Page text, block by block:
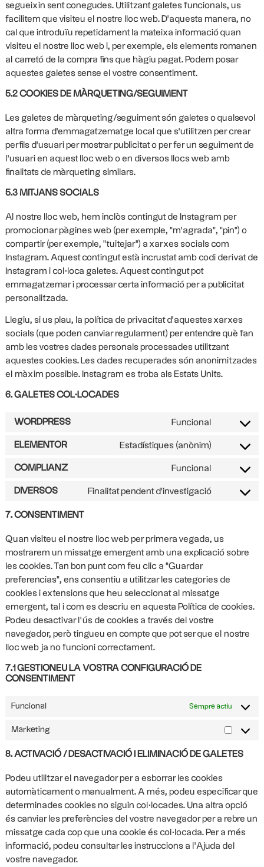
segueixin sent conegudes. Utilitzant galetes funcionals, us
facilitem que visiteu el nostre lloc web. D'aquesta manera, no
cal que introduïu repetidament la mateixa informació quan
visiteu el nostre lloc web i, per exemple, els elements romanen
al carretó de la compra fins que hàgiu pagat. Podem posar
aquestes galetes sense el vostre consentiment.
5.2 COOKIES DE MÀRQUETING/SEGUIMENT
Les galetes de màrqueting/seguiment són galetes o qualsevol
altra forma d'emmagatzematge local que s'utilitzen per crear
perfils d'usuari per mostrar publicitat o per fer un seguiment de
l'usuari en aquest lloc web o en diversos llocs web amb
finalitats de màrqueting similars.
5.3 MITJANS SOCIALS
Al nostre lloc web, hem inclòs contingut de Instagram per
promocionar pàgines web (per exemple, "m'agrada", "pin") o
compartir (per exemple, "tuitejar") a xarxes socials com
Instagram. Aquest contingut està incrustat amb codi derivat de
Instagram i col·loca galetes. Aquest contingut pot
emmagatzemar i processar certa informació per a publicitat
personalitzada.
Llegiu, si us plau, la política de privacitat d'aquestes xarxes
socials (que poden canviar regularment) per entendre què fan
amb les vostres dades personals processades utilitzant
aquestes cookies. Les dades recuperades són anonimitzades
el màxim possible. Instagram es troba als Estats Units.
6. GALETES COL·LOCADES
WORDPRESS Funcional
ELEMENTOR Estadístiques (anònim)
COMPLIANZ Funcional
DIVERSOS Finalitat pendent d'investigació
7. CONSENTIMENT
Quan visiteu el nostre lloc web per primera vegada, us
mostrarem un missatge emergent amb una explicació sobre
les cookies. Tan bon punt com feu clic a "Guardar
preferencias", ens consentiu a utilitzar les categories de
cookies i extensions que heu seleccionat al missatge
emergent, tal i com es descriu en aquesta Política de cookies.
Podeu desactivar l’ús de cookies a través del vostre
navegador, però tingueu en compte que pot ser que el nostre
lloc web ja no funcioni correctament.
7.1 GESTIONEU LA VOSTRA CONFIGURACIÓ DE
CONSENTIMENT
Funcional Sempre actiu
Marketing
8. ACTIVACIÓ / DESACTIVACIÓ I ELIMINACIÓ DE GALETES
Podeu utilitzar el navegador per a esborrar les cookies
automàticament o manualment. A més, podeu especificar que
determinades cookies no siguin col·locades. Una altra opció
és canviar les preferències del vostre navegador per a rebre un
missatge cada cop que una cookie és col·locada. Per a més
informació, podeu consultar les instruccions a l'Ajuda del
vostre navegador.